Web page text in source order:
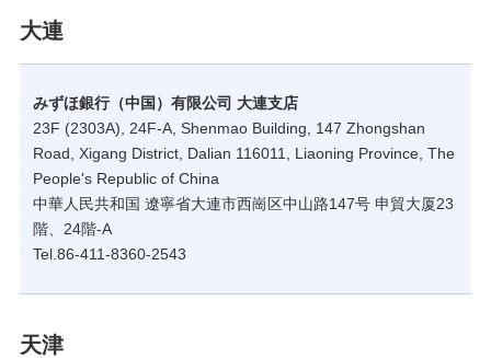
大連
みずほ銀行（中国）有限公司 大連支店
23F (2303A), 24F-A, Shenmao Building, 147 Zhongshan
Road, Xigang District, Dalian 116011, Liaoning Province, The
People's Republic of China
中華人民共和国 遼寧省大連市西崗区中山路147号 申貿大厦23
階、24階-A
Tel.86-411-8360-2543
天津